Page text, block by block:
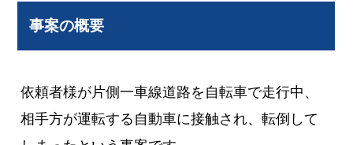
事案の概要
依頼者様が片側一車線道路を自転車で走行中、
相手方が運転する自動車に接触され、転倒して